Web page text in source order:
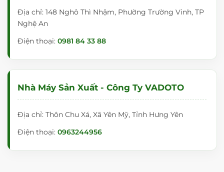
Địa chỉ: 148 Nghô Thì Nhậm, Phường Trường Vinh, TP
Nghệ An
Điện thoại: 0981 84 33 88
Nhà Máy Sản Xuất - Công Ty VADOTO
Địa chỉ: Thôn Chu Xá, Xã Yên Mỹ, Tỉnh Hưng Yên
Điện thoại: 0963244956